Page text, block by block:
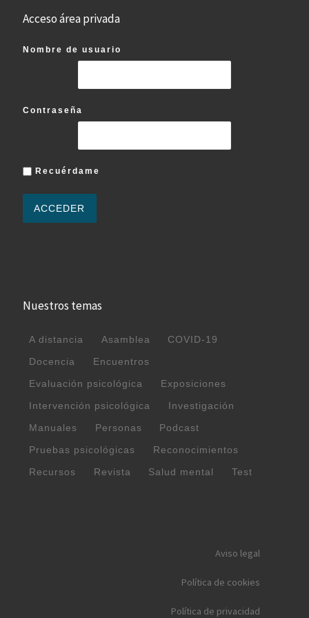
Acceso área privada
Nombre de usuario
Contraseña
Recuérdame
Nuestros temas
A distancia Asamblea
COVID-19
Docencia
Encuentros
Evaluación psicológica
Exposiciones
Intervención psicológica
Investigación
Manuales
Personas
Podcast
Pruebas psicológicas
Reconocimientos
Recursos
Revista Salud mental Test
Aviso legal
Política de cookies
Política de privacidad